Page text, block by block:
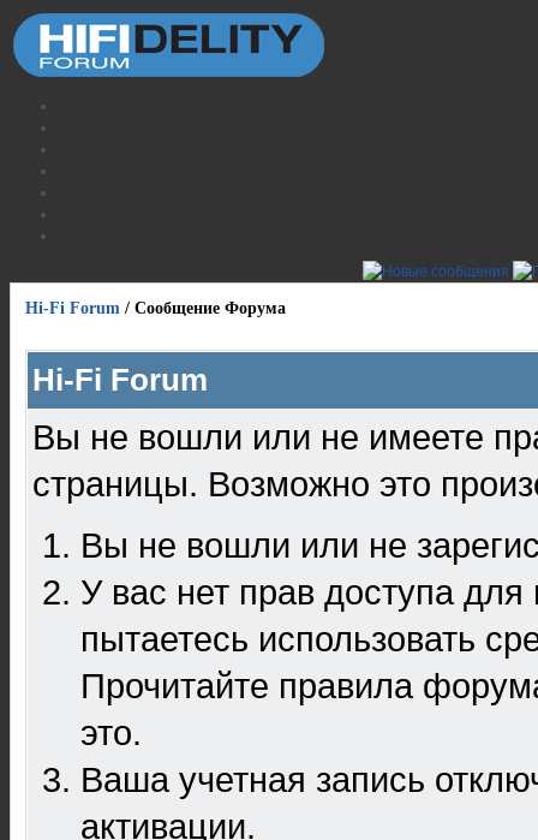
Hi-Fi Forum / Сообщение Форума
Hi-Fi Forum
Вы не вошли или не имеете
страницы. Возможно это
Вы не вошли или не
У вас нет прав доступа
пытаетесь использовать
Прочитайте правила
это.
Ваша учетная запись
активации.